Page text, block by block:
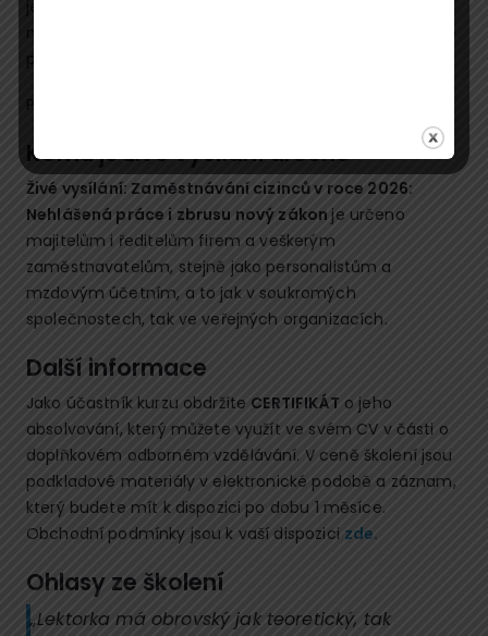
Komu je živé vysílání určeno
Živé vysílání: Zaměstnávání cizinců v roce 2026:
Nehlášená práce i zbrusu nový zákonje určeno
majitelům i ředitelům firem a veškerým
zaměstnavatelům, stejně jako personalistům a
mzdovým účetním, a to jak v soukromých
společnostech, tak ve veřejných organizacích.
Další informace
Jako účastník kurzu obdržíte CERTIFIKÁT o jeho
absolvování, který můžete využít ve svém CV v části o
doplňkovém odborném vzdělávání. V ceně školení jsou
podkladové materiály v elektronické podobě a záznam,
který budete mít k dispozici po dobu 1 měsíce.
Obchodní podmínky jsou k vaší dispozici zde.
Ohlasy ze školení
„Lektorka má obrovský jak teoretický, tak